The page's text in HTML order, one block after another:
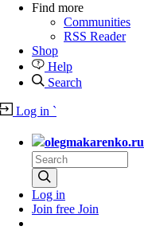
Find more
Communities
RSS Reader
Shop
Help
Search
Log in `
olegmakarenko.ru
Log in
Join free Join